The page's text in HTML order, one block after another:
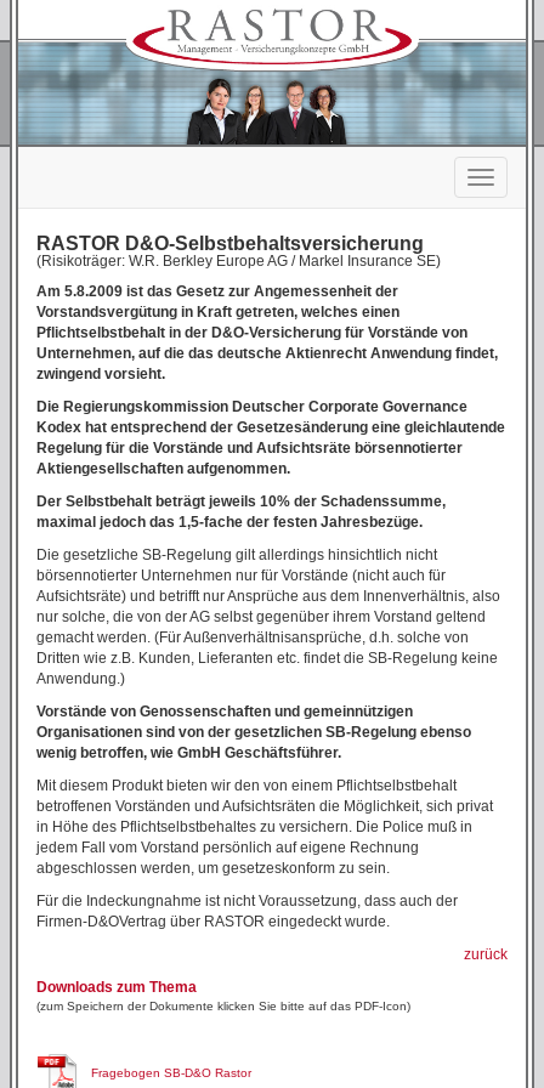
RASTOR D&O-Selbstbehaltsversicherung
(Risikoträger: W.R. Berkley Europe AG / Markel Insurance SE)
Am 5.8.2009 ist das Gesetz zur Angemessenheit der
Vorstandsvergütung in Kraft getreten, welches einen
Pflichtselbstbehalt in der D&O-Versicherung für Vorstände von
Unternehmen, auf die das deutsche Aktienrecht Anwendung findet,
zwingend vorsieht.
Die Regierungskommission Deutscher Corporate Governance
Kodex hat entsprechend der Gesetzesänderung eine gleichlautende
Regelung für die Vorstände und Aufsichtsräte börsennotierter
Aktiengesellschaften aufgenommen.
Der Selbstbehalt beträgt jeweils 10% der Schadenssumme,
maximal jedoch das 1,5-fache der festen Jahresbezüge.
Die gesetzliche SB-Regelung gilt allerdings hinsichtlich nicht
börsennotierter Unternehmen nur für Vorstände (nicht auch für
Aufsichtsräte) und betrifft nur Ansprüche aus dem Innenverhältnis, also
nur solche, die von der AG selbst gegenüber ihrem Vorstand geltend
gemacht werden. (Für Außenverhältnisansprüche, d.h. solche von
Dritten wie z.B. Kunden, Lieferanten etc. findet die SB-Regelung keine
Anwendung.)
Vorstände von Genossenschaften und gemeinnützigen
Organisationen sind von der gesetzlichen SB-Regelung ebenso
wenig betroffen, wie GmbH Geschäftsführer.
Mit diesem Produkt bieten wir den von einem Pflichtselbstbehalt
betroffenen Vorständen und Aufsichtsräten die Möglichkeit, sich privat
in Höhe des Pflichtselbstbehaltes zu versichern. Die Police muß in
jedem Fall vom Vorstand persönlich auf eigene Rechnung
abgeschlossen werden, um gesetzeskonform zu sein.
Für die Indeckungnahme ist nicht Voraussetzung, dass auch der
Firmen-D&OVertrag über RASTOR eingedeckt wurde.
zurück
Downloads zum Thema
(zum Speichern der Dokumente klicken Sie bitte auf das PDF-Icon)
Fragebogen SB-D&O Rastor